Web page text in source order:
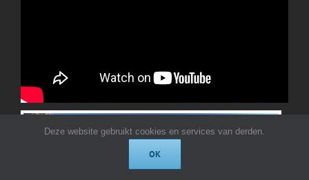
Deze website gebruikt cookies en services van derden.
OK